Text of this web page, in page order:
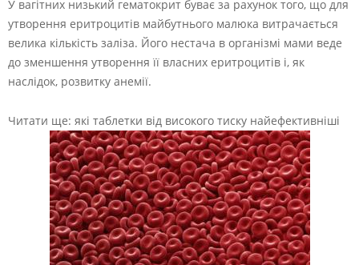
У вагітних низький гематокрит буває за рахунок того, що для
утворення еритроцитів майбутнього малюка витрачається
велика кількість заліза. Його нестача в організмі мами веде
до зменшення утворення її власних еритроцитів і, як
наслідок, розвитку анемії.
Читати ще: які таблетки від високого тиску найефективніші